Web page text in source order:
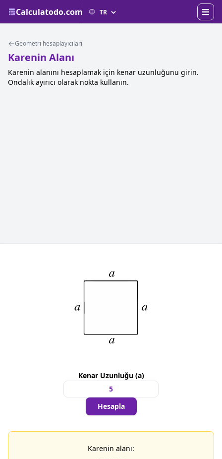
Calculatodo.com
Geometri hesaplayıcıları
Karenin Alanı
Karenin alanını hesaplamak için kenar uzunluğunu girin.
Ondalık ayırıcı olarak nokta kullanın.
Kenar Uzunluğu (a)
Hesapla
Karenin alanı: